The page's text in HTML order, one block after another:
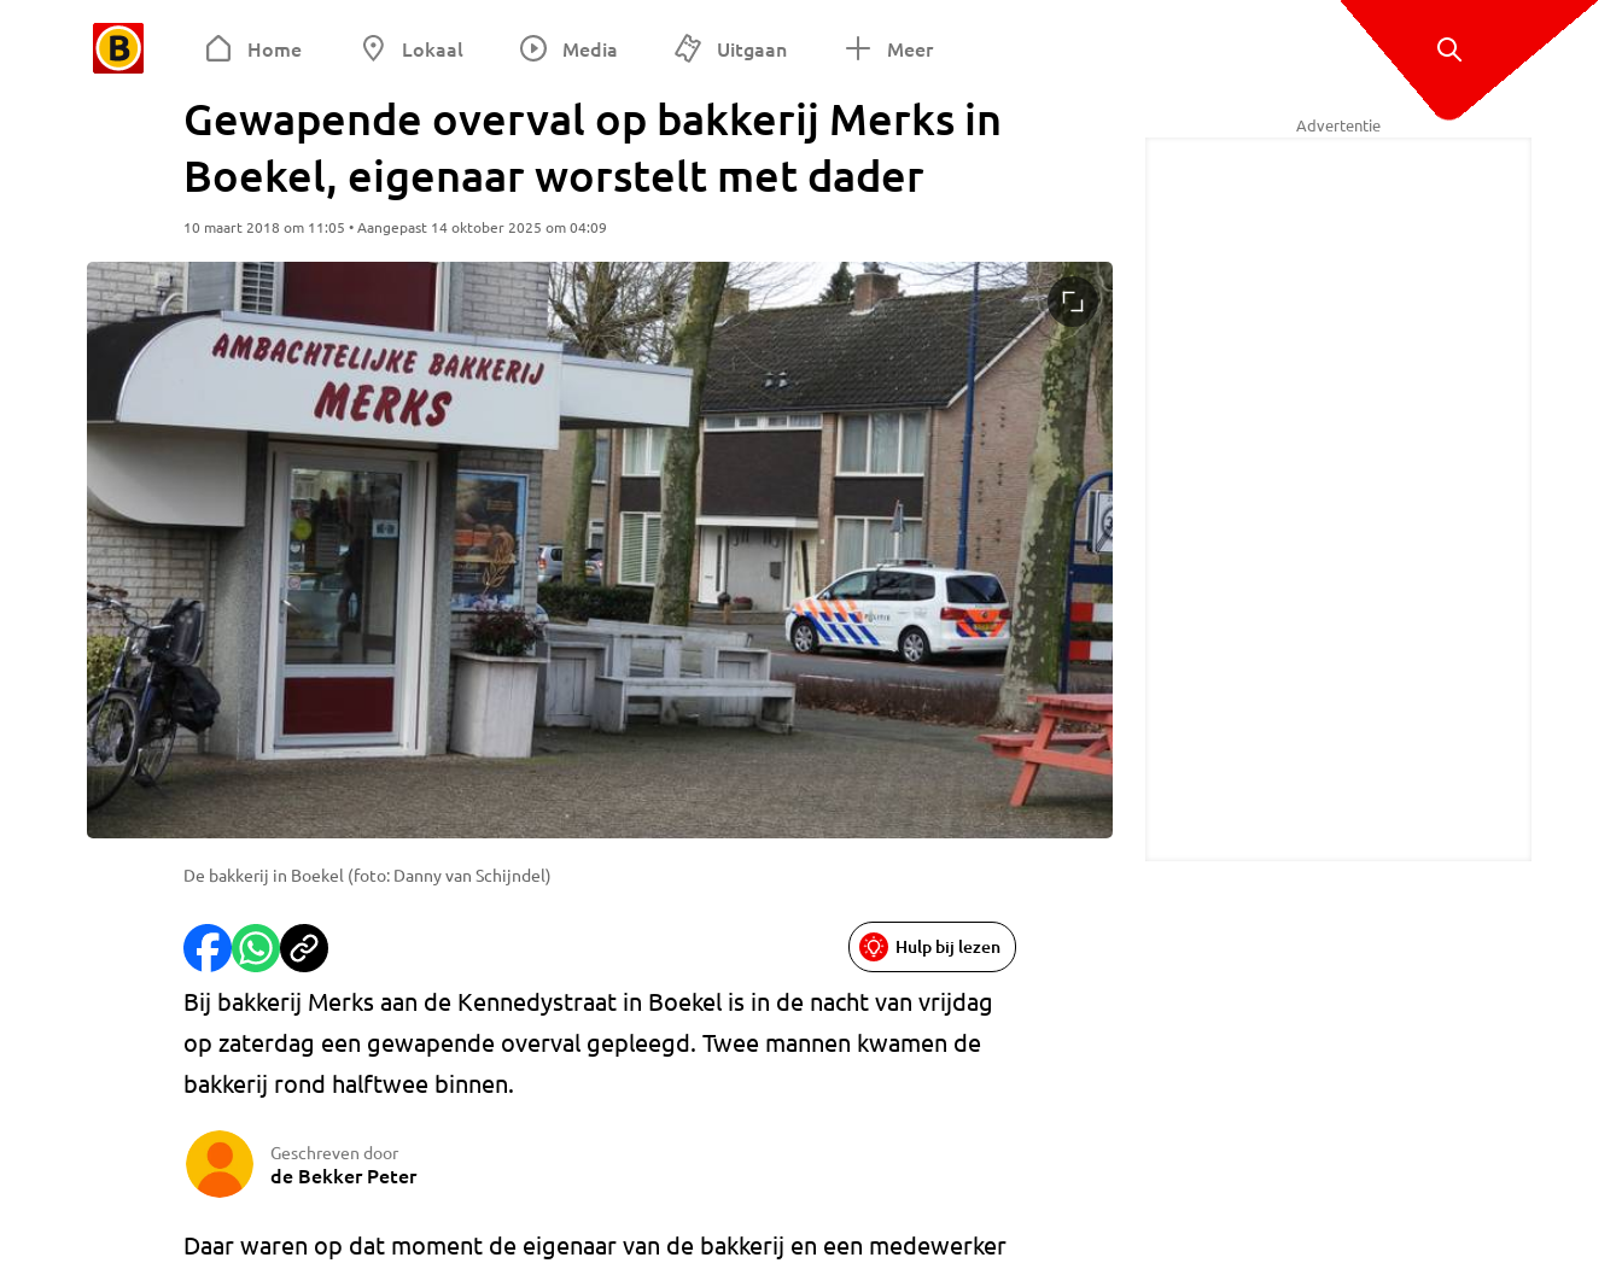
Home Lokaal Media Uitgaan Meer
Gewapende overval op bakkerij Merks in
Boekel, eigenaar worstelt met dader
10 maart 2018 om 11:05 • Aangepast 14 oktober 2025 om 04:09
De bakkerij in Boekel (foto: Danny van Schijndel)
Hulp bij lezen
Bij bakkerij Merks aan de Kennedystraat in Boekel is in de nacht van vrijdag
op zaterdag een gewapende overval gepleegd. Twee mannen kwamen de
bakkerij rond halftwee binnen.
Geschreven door
de Bekker Peter
Daar waren op dat moment de eigenaar van de bakkerij en een medewerker
Advertentie